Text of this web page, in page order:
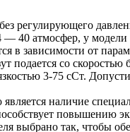
регулирующего
— 40 атмосфер, у
в зависимости от
подается со скоростью
3-75 сСт.
наличие
повышению
выбрано так, чтобы